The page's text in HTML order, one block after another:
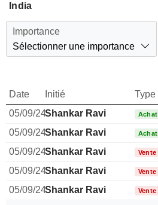
India
Importance
Sélectionner une importance
Date Initié Type
05/09/24Shankar Ravi Achat
05/09/24Shankar Ravi Achat
05/09/24Shankar Ravi Vente
05/09/24Shankar Ravi Vente
05/09/24Shankar Ravi Vente